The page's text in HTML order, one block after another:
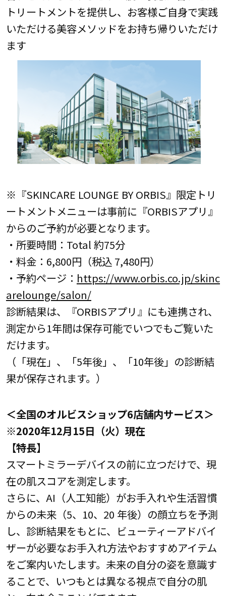
トリートメントを提供し、お客様ご自身で実践
いただける美容メソッドをお持ち帰りいただけ
ます
※『SKINCARE LOUNGE BY ORBIS』限定トリ
ートメントメニューは事前に『ORBISアプリ』
からのご予約が必要となります。
・所要時間：Total 約75分
・料金：6,800円（税込 7,480円）
・予約ページ： https://www.orbis.co.jp/skinc
arelounge/salon/
診断結果は、『ORBISアプリ』にも連携され、
測定から1年間は保存可能でいつでもご覧いた
だけます。
（「現在」、「5年後」、「10年後」の診断結
果が保存されます。）
＜全国のオルビスショップ6店舗内サービス＞
※2020年12月15日（火）現在
【特長】
スマートミラーデバイスの前に立つだけで、現
在の肌スコアを測定します。
さらに、AI（人工知能）がお手入れや生活習慣
からの未来（5、10、20 年後）の顔立ちを予測
し、診断結果をもとに、ビューティーアドバイ
ザーが必要なお手入れ方法やおすすめアイテム
をご案内いたします。未来の自分の姿を意識す
ることで、いつもとは異なる視点で自分の肌